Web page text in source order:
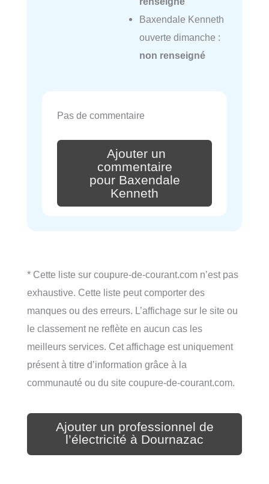
Baxendale Kenneth
ouverte dimanche :
non renseigné
Pas de commentaire
Ajouter un
commentaire
pour Baxendale
Kenneth
* Cette liste sur coupure-de-courant.com n’est pas
exhaustive. Cette liste peut comporter des
manques ou des erreurs. L’affichage sur le site ou
le classement ne reflète en aucun cas les
meilleurs services. Cet affichage est uniquement
présent à titre d’information grâce à la
communauté ou du site coupure-de-courant.com.
Ajouter un professionnel de
l’électricité à Dournazac